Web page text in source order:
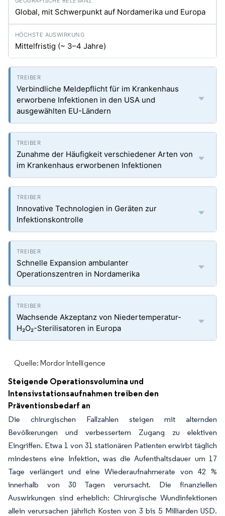
Global, mit Schwerpunkt auf Nordamerika und Europa
Mittelfristig (~ 3–4 Jahre)
Verbindliche Meldepflicht für im Krankenhaus
erworbene Infektionen in den USA und
ausgewählten EU-Ländern
Zunahme der Häufigkeit verschiedener Arten von
im Krankenhaus erworbenen Infektionen
Innovative Technologien in Geräten zur
Infektionskontrolle
Schnelle Expansion ambulanter
Operationszentren in Nordamerika
Wachsende Akzeptanz von Niedertemperatur-
H₂O₂-Sterilisatoren in Europa
Quelle: Mordor Intelligence
Steigende Operationsvolumina und
Intensivstationsaufnahmen treiben den
Präventionsbedarf an
Die chirurgischen Fallzahlen steigen mit alternden
Bevölkerungen und verbessertem Zugang zu elektiven
Eingriffen. Etwa 1 von 31 stationären Patienten erwirbt täglich
mindestens eine Infektion, was die Aufenthaltsdauer um 17
Tage verlängert und eine Wiederaufnahmerate von 42 %
innerhalb von 30 Tagen verursacht. Die finanziellen
Auswirkungen sind erheblich: Chirurgische Wundinfektionen
allein verursachen jährlich Kosten von 3 bis 5 Milliarden USD.